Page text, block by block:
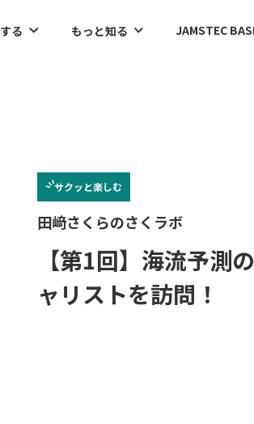
る もっと知る JAMSTEC
サクッと楽しむ
田﨑さくらのさくラボ
【第1回】海流予測
ャリストを訪問！